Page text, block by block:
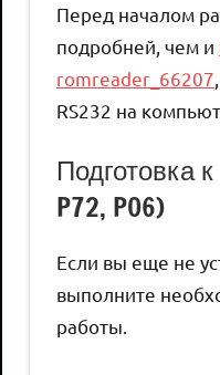
Перед началом
подробней, чем и
romreader_66207
RS232 на
Подготовка
P72, P06)
Если вы еще не
выполните
работы.